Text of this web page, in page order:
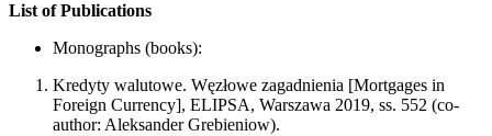
List of Publications
Monographs (books):
Kredyty walutowe. Węzłowe zagadnienia [Mortgages in
Foreign Currency], ELIPSA, Warszawa 2019, ss. 552 (co-
author: Aleksander Grebieniow).